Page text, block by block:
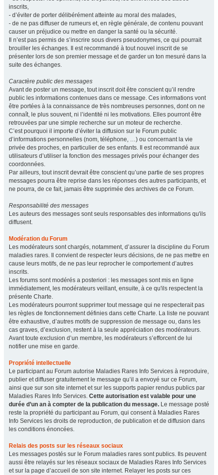
inscrits,
- d’éviter de porter délibérément atteinte au moral des malades,
- de ne pas diffuser de rumeurs et, en règle générale, de contenu pouvant
causer un préjudice ou mettre en danger la santé ou la sécurité.
Il n’est pas permis de s’inscrire sous divers pseudonymes, ce qui pourrait
brouiller les échanges. Il est recommandé à tout nouvel inscrit de se
présenter lors de son premier message et de garder un ton mesuré dans la
suite des échanges.
Caractère public des messages
Avant de poster un message, tout inscrit doit être conscient qu’il rendre
public les informations contenues dans ce message. Ces informations vont
être portées à la connaissance de très nombreuses personnes, dont on ne
connaît, le plus souvent, ni l’identité ni les motivations. Elles pourront être
retrouvées par une simple recherche sur un moteur de recherche.
C’est pourquoi il importe d’éviter la diffusion sur le Forum public
d’informations personnelles (nom, téléphone, …) ou concernant la vie
privée des proches, en particulier de ses enfants. Il est recommandé aux
utilisateurs d’utiliser la fonction des messages privés pour échanger des
coordonnées.
Par ailleurs, tout inscrit devrait être conscient qu’une partie de ses propres
messages pourra être reprise dans les réponses des autres participants, et
ne pourra, de ce fait, jamais être supprimée des archives de ce Forum.
Responsabilité des messages
Les auteurs des messages sont seuls responsables des informations qu'ils
diffusent.
Modération du Forum
Les modérateurs sont chargés, notamment, d’assurer la discipline du Forum
maladies rares. Il convient de respecter leurs décisions, de ne pas mettre en
cause leurs motifs, de ne pas leur reprocher le comportement d’autres
inscrits.
Les forums sont modérés a posteriori : les messages sont mis en ligne
immédiatement, les modérateurs veillant, ensuite, à ce qu'ils respectent la
présente Charte.
Les modérateurs pourront supprimer tout message qui ne respecterait pas
les règles de fonctionnement définies dans cette Charte. La liste ne pouvant
être exhaustive, d’autres motifs de suppression de message ou, dans les
cas graves, d’exclusion, restent à la seule appréciation des modérateurs.
Avant toute exclusion d’un membre, les modérateurs s’efforcent de lui
notifier une mise en garde.
Propriété intellectuelle
Le participant au Forum autorise Maladies Rares Info Services à reproduire,
publier et diffuser gratuitement le message qu’il a envoyé sur ce Forum,
ainsi que sur son site internet et sur les supports papier rendus publics par
Maladies Rares Info Services. Cette autorisation est valable pour une
durée d’un an à compter de la publication du message. Le message posté
reste la propriété du participant au Forum, qui consent à Maladies Rares
Info Services les droits de reproduction, de publication et de diffusion dans
les conditions énoncées.
Relais des posts sur les réseaux sociaux
Les messages postés sur le Forum maladies rares sont publics. Ils peuvent
aussi être relayés sur les réseaux sociaux de Maladies Rares Info Services
et sur la page d’accueil de son site internet. Relayer les posts sur ces